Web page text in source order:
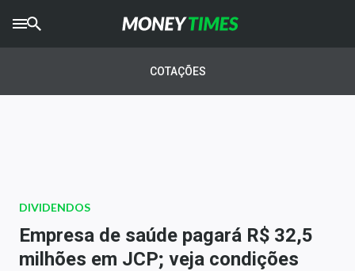
AGROTIMES
Newsletters
Money Trader
COTAÇÕES
DIVIDENDOS
Empresa de saúde pagará R$ 32,5
milhões em JCP; veja condições